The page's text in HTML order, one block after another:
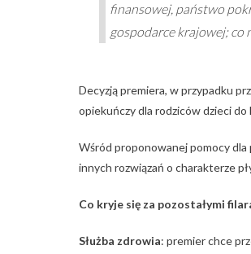
finansowej, państwo
gospodarce krajowej; co
Decyzją premiera, w przypadku
opiekuńczy dla rodziców dzieci do
Wśród proponowanej pomocy dla
innych rozwiązań o charakterze
Co kryje się za pozostałymi
Służba zdrowia: premier chce